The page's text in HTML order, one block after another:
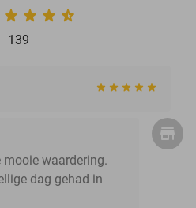
139
mooie waardering.
dag gehad in